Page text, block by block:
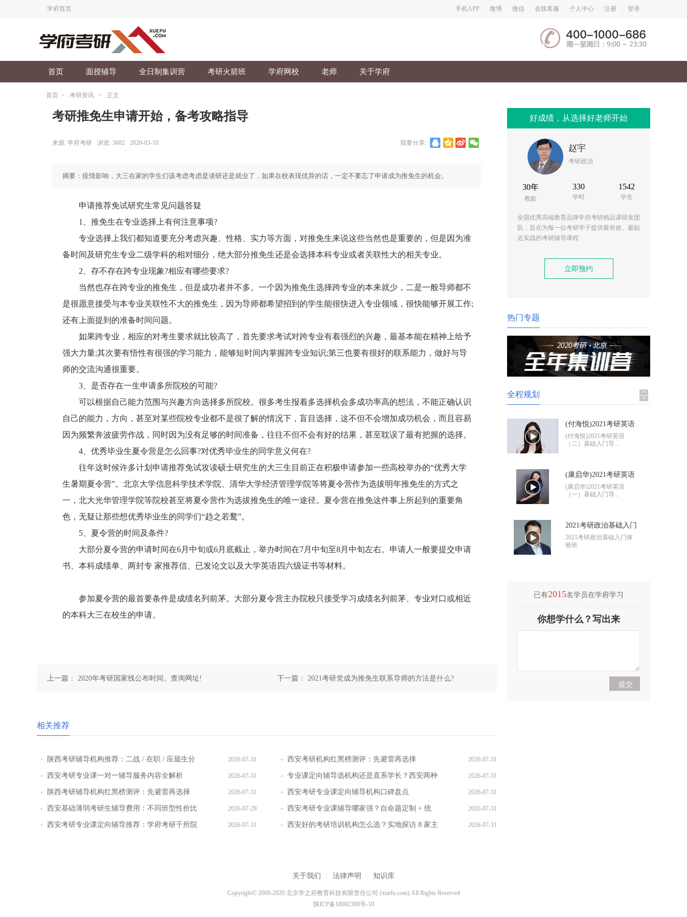
学府首页 手机APP 微博 微信 在线客服 个人中心 注册 登录
首页 面授辅导 全日制集训营 考研火箭班 学府网校 老师 关于学府
首页 > 考研资讯 > 正文
考研推免生申请开始，备考攻略指导
来源: 学府考研 浏览: 3602 2020-03-10 我要分享:
摘要：疫情影响，大三在家的学生们该考虑考虑是读研还是就业了，如果在校表现优异的话，一定不要忘了申请成为推免生的机会。
申请推荐免试研究生常见问题答疑
1、推免生在专业选择上有何注意事项?
专业选择上我们都知道要充分考虑兴趣、性格、实力等方面，对推免生来说这些当然也是重要的，但是因为准
备时间及研究生专业二级学科的相对细分，绝大部分推免生还是会选择本科专业或者关联性大的相关专业。
2、存不存在跨专业现象?相应有哪些要求?
当然也存在跨专业的推免生，但是成功者并不多。一个因为推免生选择跨专业的本来就少，二是一般导师都不
是很愿意接受与本专业关联性不大的推免生，因为导师都希望招到的学生能很快进入专业领域，很快能够开展工作;
还有上面提到的准备时间问题。
如果跨专业，相应的对考生要求就比较高了，首先要求考试对跨专业有着强烈的兴趣，最基本能在精神上给予
强大力量;其次要有悟性有很强的学习能力，能够短时间内掌握跨专业知识;第三也要有很好的联系能力，做好与导
师的交流沟通很重要。
3、是否存在一生申请多所院校的可能?
可以根据自己能力范围与兴趣方向选择多所院校。很多考生报着多选择机会多成功率高的想法，不能正确认识
自己的能力，方向，甚至对某些院校专业都不是很了解的情况下，盲目选择，这不但不会增加成功机会，而且容易
因为频繁奔波疲劳作战，同时因为没有足够的时间准备，往往不但不会有好的结果，甚至耽误了最有把握的选择。
4、优秀毕业生夏令营是怎么回事?对优秀毕业生的同学意义何在?
往年这时候许多计划申请推荐免试攻读硕士研究生的大三生目前正在积极申请参加一些高校举办的“优秀大学
生暑期夏令营”。北京大学信息科学技术学院、清华大学经济管理学院等将夏令营作为选拔明年推免生的方式之
一，北大光华管理学院等院校甚至将夏令营作为选拔推免生的唯一途径。夏令营在推免这件事上所起到的重要角
色，无疑让那些想优秀毕业生的同学们“趋之若鹜”。
5、夏令营的时间及条件?
大部分夏令营的申请时间在6月中旬或6月底截止，举办时间在7月中旬至8月中旬左右。申请人一般要提交申请
书、本科成绩单、两封专 家推荐信、已发论文以及大学英语四六级证书等材料。
参加夏令营的最首要条件是成绩名列前茅。大部分夏令营主办院校只接受学习成绩名列前茅、专业对口或相近
的本科大三在校生的申请。
上一篇： 2020年考研国家线公布时间、查询网址! 下一篇： 2021考研党成为推免生联系导师的方法是什么?
相关推荐
陕西考研辅导机构推荐：二战 / 在职 / 应届生分
层教学方案
2026-07-31 西安考研机构红黑榜测评：先避雷再选择 2026-07-31
西安考研专业课一对一辅导服务内容全解析 2026-07-31 专业课定向辅导选机构还是直系学长？西安两种
模式全对比
2026-07-31
陕西考研辅导机构红黑榜测评：先避雷再选择 2026-07-31 西安考研专业课定向辅导机构口碑盘点 2026-07-31
西安基础薄弱考研生辅导费用：不同班型性价比
对比
2026-07-29 西安考研专业课辅导哪家强？自命题定制 + 统
考专项双体系
2026-07-31
西安考研专业课定向辅导推荐：学府考研千所院 2026-07-31 西安好的考研培训机构怎么选？实地探访 8 家主 2026-07-31
好成绩，从选择好老师开始
赵宇
考研政治
30年
教龄
330
学时
1542
学生
全国优秀高端教育品牌学府考研精品课研发团
队，旨在为每一位考研学子提供最有效、最贴
近实战的考研辅导课程
立即预约
热门专题
全程规划
(付海悦)2021考研英语
2021考研政治基础入门
导学
2021考研政治基础入门体
验班
(付海悦)2021考研英语
（二）基础入门导学
(付海悦)2021考研英语
（二）基础入门导...
(康启华)2021考研英语
（一）基础入门导学
(康启华)2021考研英语
（一）基础入门导...
2021考研政治基础入门
导学
2021考研政治基础入门体
验班
(付海悦)2021考研英语
（二）基础入门导学
(付海悦)2021考研英语
（二）基础入门导...
（一）基础入门导学
(康启华)2021考研英语
（一）基础入门导...
已有2015名学员在学府学习
你想学什么？写出来
关于我们 法律声明 知识库
Copyright© 2009-2020 北京学之府教育科技有限责任公司 (xuefu.com) All Rights Reserved
陕ICP备18002389号-10